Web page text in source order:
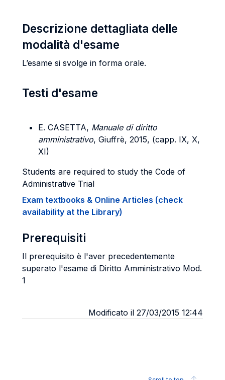
Descrizione dettagliata delle
modalità d'esame
L’esame si svolge in forma orale.
Testi d'esame
E. CASETTA, Manuale di diritto
amministrativo, Giuffrè, 2015, (capp. IX, X,
XI)
Students are required to study the Code of
Administrative Trial
Exam textbooks & Online Articles (check
availability at the Library)
Prerequisiti
Il prerequisito è l'aver precedentemente
superato l'esame di Diritto Amministrativo Mod.
1
Modificato il 27/03/2015 12:44